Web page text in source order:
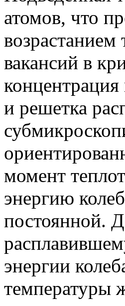
атомов, что
возрастанием
вакансий в
концентрация
и решетка
момент
энергию
постоянной.
энергии
температуры